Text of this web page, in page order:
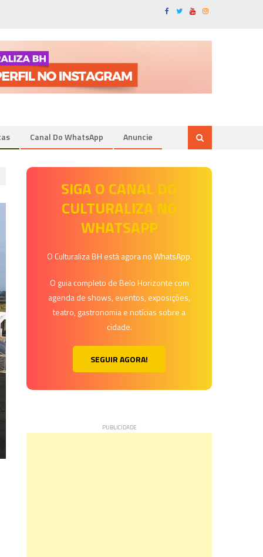
Canal Do WhatsApp Anuncie
SIGA O CANAL DO
CULTURALIZA NO
WHATSAPP
O Culturaliza BH está agora no WhatsApp.
O guia completo de Belo Horizonte com
agenda de shows, eventos, exposições,
teatro, gastronomia e notícias sobre a
cidade.
SEGUIR AGORA!